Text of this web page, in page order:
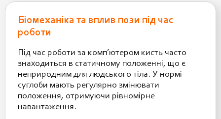
Біомеханіка та вплив пози під час
роботи
Під час роботи за комп’ютером кисть часто
знаходиться в статичному положенні, що є
неприродним для людського тіла. У нормі
суглоби мають регулярно змінювати
положення, отримуючи рівномірне
навантаження.